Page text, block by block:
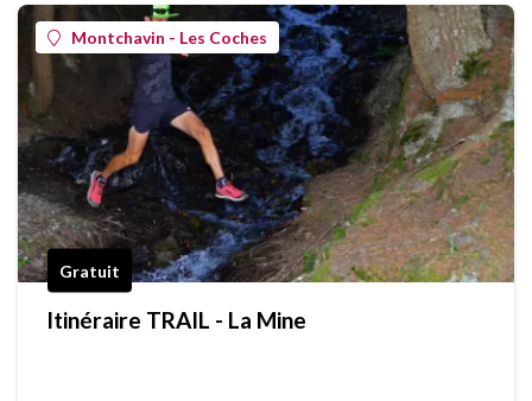
Montchavin - Les Coches
Gratuit
Itinéraire TRAIL - La Mine